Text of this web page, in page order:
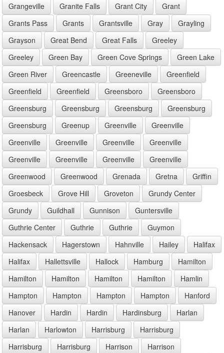
Grangeville
Granite Falls Grant City
Grant
Grants Pass
Grants Grantsville Gray
Grayling
Grayson
Great Bend Great Falls
Greeley
Greeley
Green Bay Green Cove Springs
Green Lake
Green River
Greencastle Greeneville
Greenfield
Greenfield
Greenfield Greensboro
Greensboro
Greensburg
Greensburg Greensburg
Greensburg
Greensburg
Greenup Greenville
Greenville
Greenville
Greenville Greenville
Greenville
Greenville
Greenville Greenville
Greenville
Greenwood
Greenwood Grenada Gretna
Griffin
Groesbeck
Grove Hill Groveton
Grundy Center
Grundy
Guildhall Gunnison
Guntersville
Guthrie Center
Guthrie Guthrie
Guymon
Hackensack
Hagerstown Hahnville Hailey
Halifax
Halifax
Hallettsville Hallock Hamburg
Hamilton
Hamilton
Hamilton Hamilton Hamilton
Hamlin
Hampton
Hampton Hampton Hampton
Hanford
Hanover
Hardin Hardin Hardinsburg
Harlan
Harlan
Harlowton Harrisburg
Harrisburg
Harrisburg
Harrisburg Harrison
Harrison